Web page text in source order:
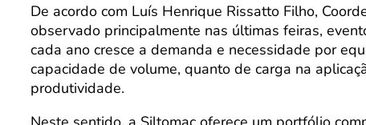
De acordo com Luís Henrique Rissatto Filho,
observado principalmente nas últimas feiras,
cada ano cresce a demanda e necessidade por
capacidade de volume, quanto de carga na
produtividade.